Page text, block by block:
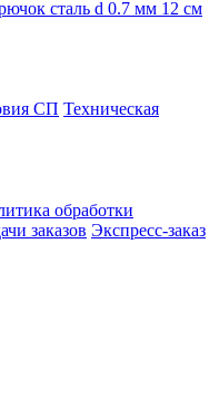
СП Техническая
обработки
заказов Экспресс-заказ